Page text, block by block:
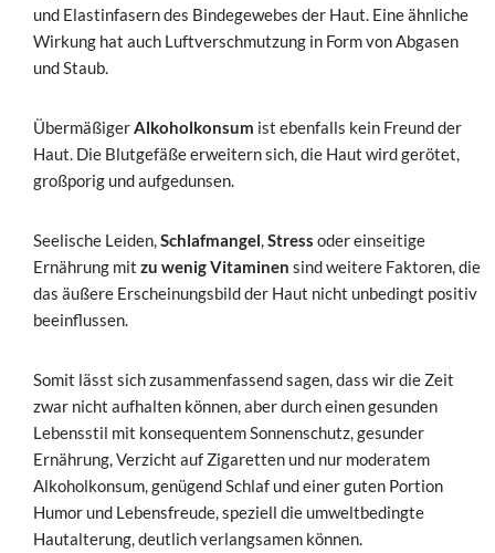
und Elastinfasern des Bindegewebes der Haut. Eine ähnliche
Wirkung hat auch Luftverschmutzung in Form von Abgasen
und Staub.
ÜbermäßigerAlkoholkonsum ist ebenfalls kein Freund der
Haut. Die Blutgefäße erweitern sich, die Haut wird gerötet,
großporig und aufgedunsen.
Seelische Leiden,Schlafmangel,Stress oder einseitige
Ernährung mit zu wenig Vitaminen sind weitere Faktoren, die
das äußere Erscheinungsbild der Haut nicht unbedingt positiv
beeinflussen.
Somit lässt sich zusammenfassend sagen, dass wir die Zeit
zwar nicht aufhalten können, aber durch einen gesunden
Lebensstil mit konsequentem Sonnenschutz, gesunder
Ernährung, Verzicht auf Zigaretten und nur moderatem
Alkoholkonsum, genügend Schlaf und einer guten Portion
Humor und Lebensfreude, speziell die umweltbedingte
Hautalterung, deutlich verlangsamen können.